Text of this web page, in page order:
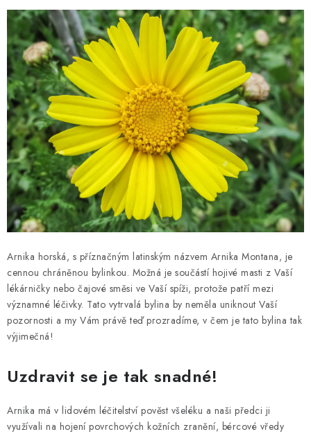
MUŽI
OSTATNÍ
DOVOLENÁ
Doprava a platba Recenze
Věrnostní program
Proč Botanic?
Kontakty
Arnika horská, s příznačným latinským názvem Arnika Montana, je
cennou chráněnou bylinkou. Možná je součástí hojivé masti z Vaší
lékárničky nebo čajové směsi ve Vaší spíži, protože patří mezi
významné léčivky. Tato vytrvalá bylina by neměla uniknout Vaší
pozornosti a my Vám právě teď prozradíme, v čem je tato bylina tak
výjimečná!
Uzdravit se je tak snadné!
Arnika má v lidovém léčitelství pověst všeléku a naši předci ji
využívali na hojení povrchových kožních zranění, bércové vředy